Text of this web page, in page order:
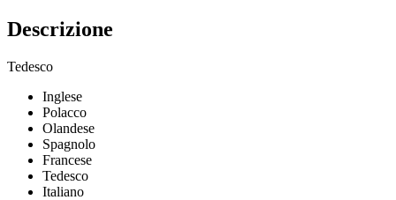
Descrizione
Tedesco
Inglese
Polacco
Olandese
Spagnolo
Francese
Tedesco
Italiano